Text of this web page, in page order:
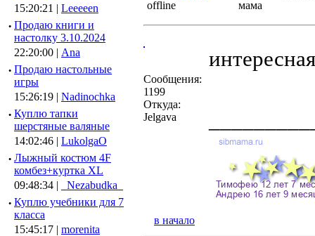
15:20:21 | Leeeeen
· Продаю книги и
настолку 3.10.2024
22:20:00 | Ana
· Продаю настольные
игры
15:26:19 | Nadinochka
· Куплю тапки
шерстяные валяные
14:02:46 | LukolgaO
· Лыжный костюм 4F
комбез+куртка XL
09:48:34 |
_Nezabudka_
· Куплю учебники для 7
класса
15:45:17 | morenita
Сообщения:
1199
Откуда:
Jelgava
в начало